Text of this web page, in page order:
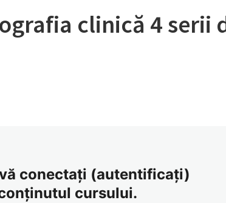
clinică 4 serii
conectați (autentificați)
cursului.